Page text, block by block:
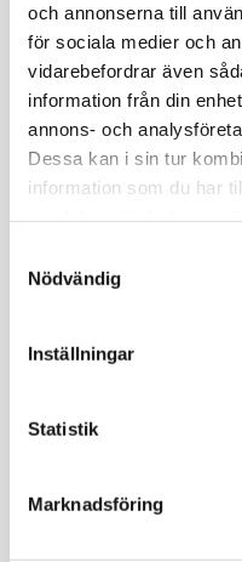
och annonserna till
för sociala medier och
vidarebefordrar även
information från din
annons- och
Dessa kan i sin tur
information som du har
Nödvändig
Inställningar
Statistik
Marknadsföring
Artnr:
1831151
EAN-kod:
Tillv. Artnr:
WDE011420
Finns i lager
Registrera dig